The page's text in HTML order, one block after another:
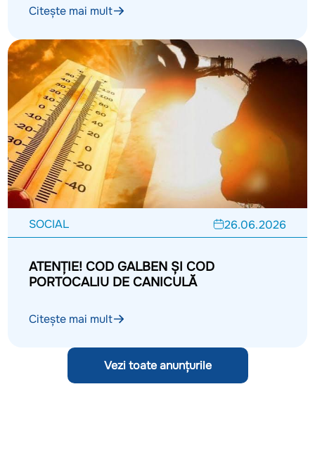
Citește mai mult
SOCIAL 26.06.2026
ATENȚIE! COD GALBEN ȘI COD
PORTOCALIU DE CANICULĂ
Citește mai mult
Vezi toate anunțurile